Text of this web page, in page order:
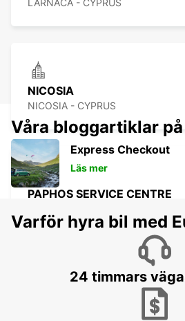
LARNACA - CYPRUS
NICOSIA
NICOSIA - CYPRUS
PAPHOS SERVICE CENTRE
Våra bloggartiklar
Express Checkout
Läs mer
Varför hyra bil med
24 timmars